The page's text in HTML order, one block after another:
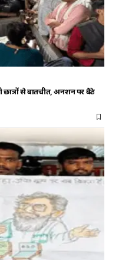
छात्रों से बातचीत, अनशन पर बैठे